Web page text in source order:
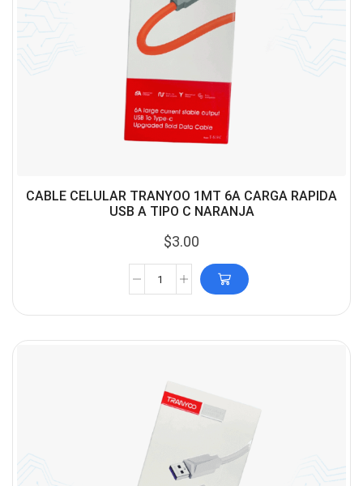
CABLE CELULAR TRANYOO 1MT 6A CARGA RAPIDA
USB A TIPO C NARANJA
$3.00